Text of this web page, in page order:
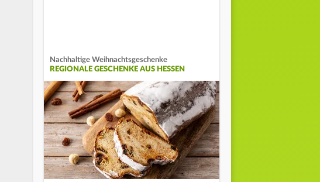
Nachhaltige Weihnachtsgeschenke
REGIONALE GESCHENKE AUS HESSEN